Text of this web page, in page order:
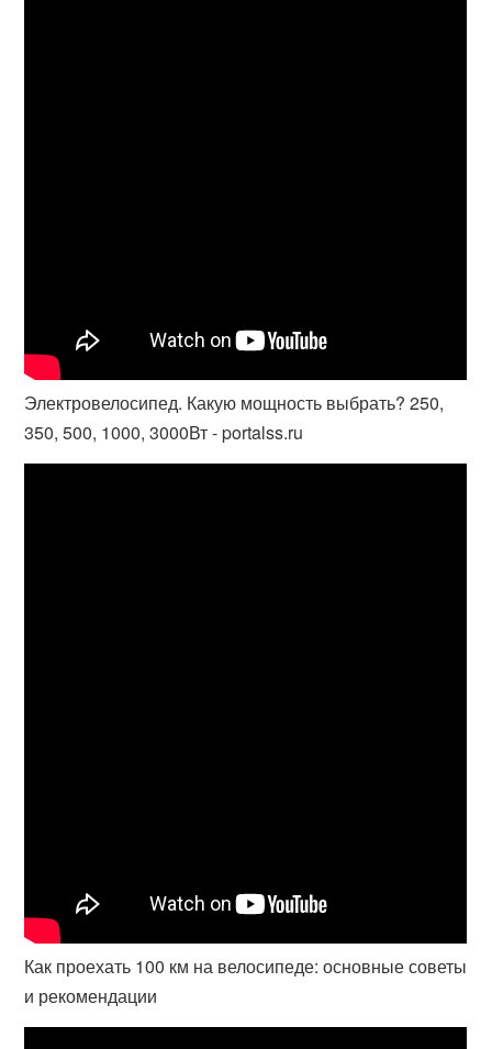
Электровелосипед. Какую мощность выбрать? 250,
350, 500, 1000, 3000Вт - portalss.ru
Как проехать 100 км на велосипеде: основные советы
и рекомендации